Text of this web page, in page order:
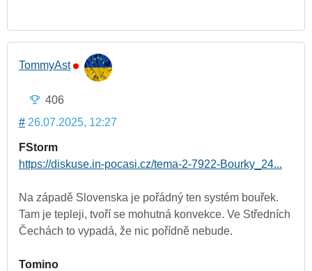
TommyAst
406
# 26.07.2025, 12:27
FStorm
https://diskuse.in-pocasi.cz/tema-2-7922-Bourky_24...
Na západě Slovenska je pořádný ten systém bouřek.
Tam je tepleji, tvoří se mohutná konvekce. Ve Středních
Čechách to vypadá, že nic pořídně nebude.
Tomino